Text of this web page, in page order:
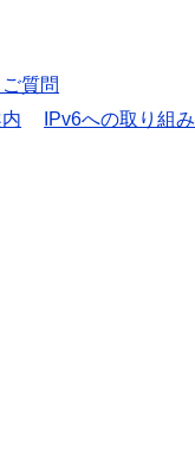
質問
IPv6への取り組み